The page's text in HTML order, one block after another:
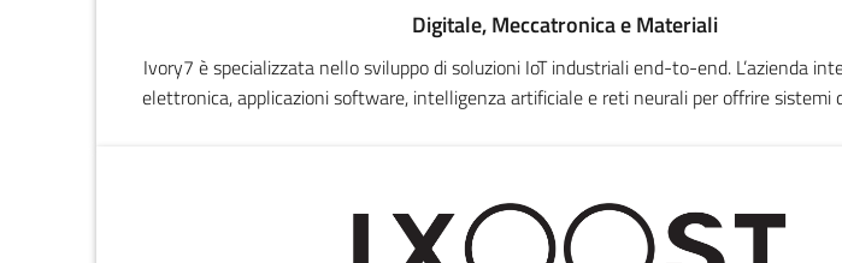
Digitale, Meccatronica e Materiali
Ivory7 è specializzata nello sviluppo di soluzioni IoT industriali end-to-end. L’azienda
elettronica, applicazioni software, intelligenza artificiale e reti neurali per offrire sistemi